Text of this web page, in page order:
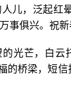
儿，泛起红
事俱兴。祝
光芒，白云
的桥梁，短